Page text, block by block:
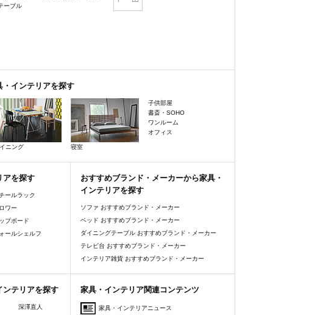
ーブル
・インテリアを探す
ニング 寝室
子供部屋
書斎・SOHO
ワンルーム
オフィス
アを探す
ールラック
ワー
プボード
ールシェルフ
おすすめブランド・メーカーから家具・
インテリアを探す
ソファ おすすめブランド・メーカー
ベッド おすすめブランド・メーカー
ダイニングテーブル おすすめブランド・メーカー
テレビ台 おすすめブランド・メーカー
インテリア雑貨 おすすめブランド・メーカー
ンテリアを探す
深澤直人
家具・インテリア関連コンテンツ
家具・インテリアニュース